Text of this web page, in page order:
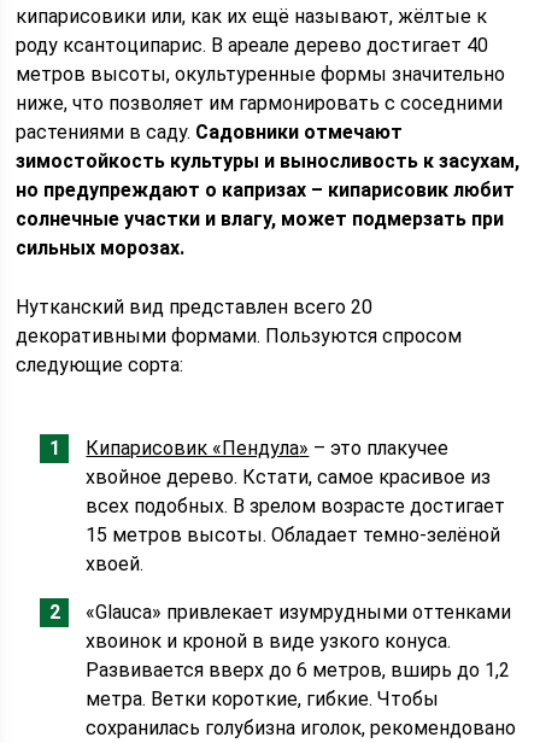
кипарисовики или, как их ещё называют, жёлтые к
роду ксантоципарис. В ареале дерево достигает 40
метров высоты, окультуренные формы значительно
ниже, что позволяет им гармонировать с соседними
растениями в саду. Садовники отмечают
зимостойкость культуры и выносливость к засухам,
но предупреждают о капризах – кипарисовик любит
солнечные участки и влагу, может подмерзать при
сильных морозах.
Нутканский вид представлен всего 20
декоративными формами. Пользуются спросом
следующие сорта:
Кипарисовик «Пендула» – это плакучее
хвойное дерево. Кстати, самое красивое из
всех подобных. В зрелом возрасте достигает
15 метров высоты. Обладает темно-зелёной
хвоей.
«Glauca» привлекает изумрудными оттенками
хвоинок и кроной в виде узкого конуса.
Развивается вверх до 6 метров, вширь до 1,2
метра. Ветки короткие, гибкие. Чтобы
сохранилась голубизна иголок, рекомендовано